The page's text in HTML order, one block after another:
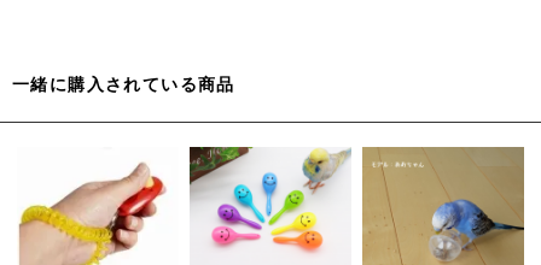
一緒に購入されている商品